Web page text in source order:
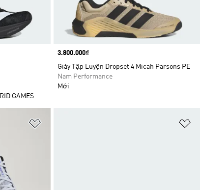
GAMES
Price
3.800.000₫
Giày Tập Luyện Dropset 4 Micah Parsons PE
Nam Performance
Mới